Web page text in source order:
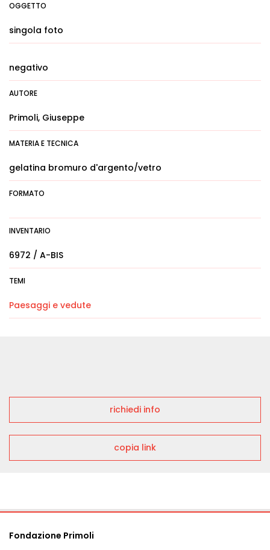
OGGETTO
singola foto
negativo
AUTORE
Primoli, Giuseppe
MATERIA E TECNICA
gelatina bromuro d'argento/vetro
FORMATO
INVENTARIO
6972 / A-BIS
TEMI
Paesaggi e vedute
richiedi info
copia link
Fondazione Primoli